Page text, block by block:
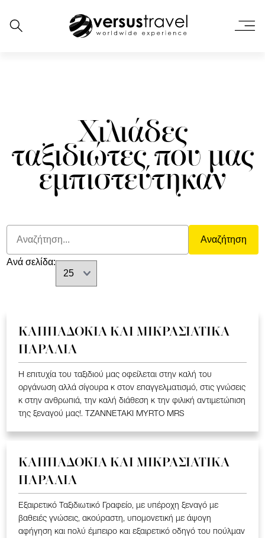
Χιλιάδες
ταξιδιώτες που μας
εμπιστεύτηκαν
Αναζήτηση
Ανά σελίδα:
ΚΑΠΠΑΔΟΚΙΑ ΚΑΙ ΜΙΚΡΑΣΙΑΤΙΚΑ
ΠΑΡΑΛΙΑ
Η επιτυχία του ταξιδιού μας οφείλεται στην καλή του
οργάνωση αλλά σίγουρα κ στον επαγγελματισμό, στις γνώσεις
κ στην ανθρωπιά, την καλή διάθεση κ την φιλική αντιμετώπιση
της ξεναγού μας!. TZANNETAKI MYRTO MRS
ΚΑΠΠΑΔΟΚΙΑ ΚΑΙ ΜΙΚΡΑΣΙΑΤΙΚΑ
ΠΑΡΑΛΙΑ
Εξαιρετικό Ταξιδιωτικό Γραφείο, με υπέροχη ξεναγό με
βαθειές γνώσεις, ακούραστη, υπομονετική με άψογη
αφήγηση και πολύ έμπειρο και εξαιρετικό οδηγό του πούλμαν